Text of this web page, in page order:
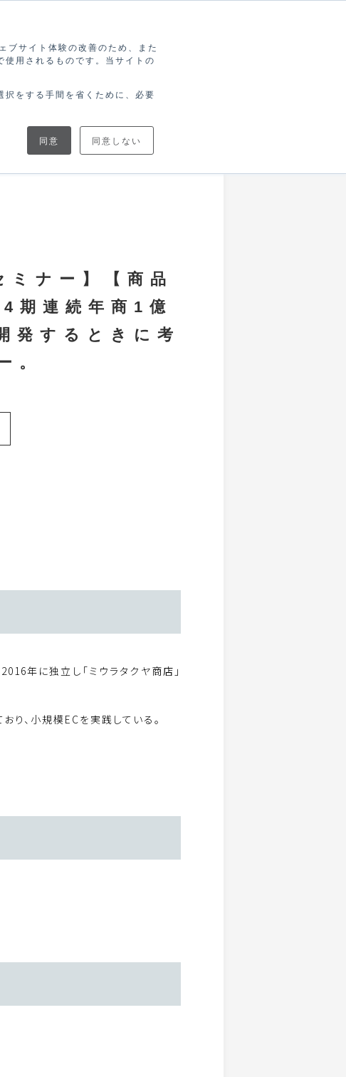
サイト体験の改善のため、また
用されるものです。当サイトの
をする手間を省くために、必要
同意 同意しない
パートナー
学ぶ
ナー】【商品
期連続年商1億
発するときに考
。
年に独立し「ミウラタクヤ商店」
、小規模ECを実践している。